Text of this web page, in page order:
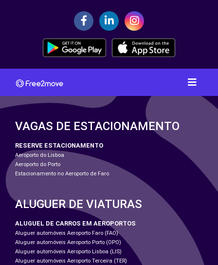
VAGAS DE ESTACIONAMENTO
RESERVE ESTACIONAMENTO
Aeroporto do Lisboa
Aeroporto do Porto
Estacionamento no Aeroporto de Faro
ALUGUER DE VIATURAS
ALUGUEL DE CARROS EM AEROPORTOS
Aluguer automóveis Aeroporto Faro (FAO)
Aluguer automóveis Aeroporto Porto (OPO)
Aluguer automóveis Aeroporto Lisboa (LIS)
Aluguer automóveis Aeroporto Terceira (TER)